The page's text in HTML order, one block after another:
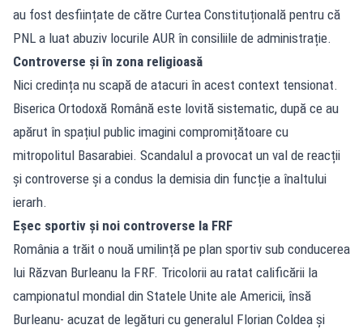
au fost desființate de către Curtea Constituțională pentru că
PNL a luat abuziv locurile AUR în consiliile de administrație.
Controverse și în zona religioasă
Nici credința nu scapă de atacuri în acest context tensionat.
Biserica Ortodoxă Română este lovită sistematic, după ce au
apărut în spațiul public imagini compromițătoare cu
mitropolitul Basarabiei. Scandalul a provocat un val de reacții
și controverse și a condus la demisia din funcție a înaltului
ierarh.
Eșec sportiv și noi controverse la FRF
România a trăit o nouă umilință pe plan sportiv sub conducerea
lui Răzvan Burleanu la FRF. Tricolorii au ratat calificării la
campionatul mondial din Statele Unite ale Americii, însă
Burleanu- acuzat de legături cu generalul Florian Coldea și